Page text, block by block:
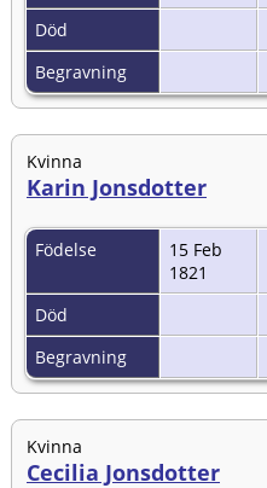
Död
Begravning
Kvinna
Karin Jonsdotter
Födelse
15 Feb
1821
Död
Begravning
Kvinna
Cecilia Jonsdotter